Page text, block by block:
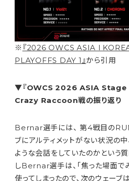
※ 『2026 OWCS ASIA l
PLAYOFFS DAY 1』から引用
▼『OWCS 2026 ASIA Stage
Crazy Raccoon戦の振り返り
Bernar選手には、 第4戦目の
ブにアルティメットがない状況の
ような会話をしていたのかという
しBernar選手は、「焦った場面で
使ってしまったので、次のウェーブ